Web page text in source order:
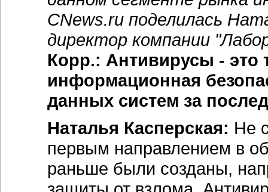
CNews.ru поделилась
директор компании
Корр.: Антивирусы - это
информационная
данных систем за
Наталья Касперская: Не
первым направлением в
раньше были созданы,